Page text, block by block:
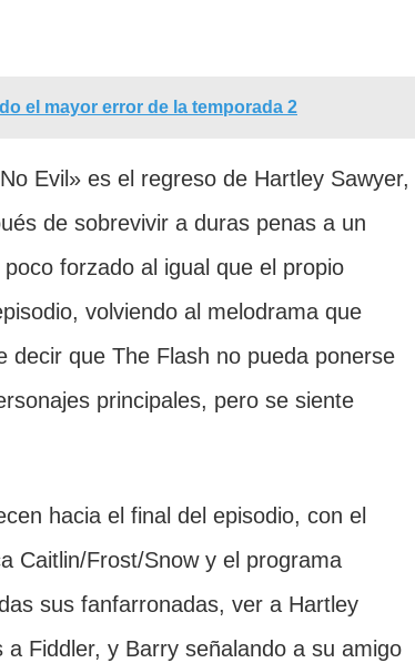
el mayor error de la temporada 2
Evil» es el regreso de Hartley Sawyer,
de sobrevivir a duras penas a un
forzado al igual que el propio
volviendo al melodrama que
decir que The Flash no pueda ponerse
principales, pero se siente
hacia el final del episodio, con el
Caitlin/Frost/Snow y el programa
sus fanfarronadas, ver a Hartley
Fiddler, y Barry señalando a su amigo